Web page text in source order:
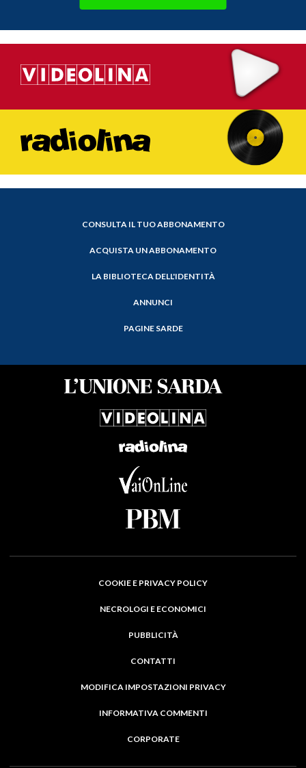
CONSULTA IL TUO ABBONAMENTO
ACQUISTA UN ABBONAMENTO
LA BIBLIOTECA DELL'IDENTITÀ
ANNUNCI
PAGINE SARDE
COOKIE E PRIVACY POLICY
NECROLOGI E ECONOMICI
PUBBLICITÀ
CONTATTI
MODIFICA IMPOSTAZIONI PRIVACY
INFORMATIVA COMMENTI
CORPORATE